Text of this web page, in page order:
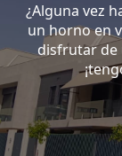
¿Alguna vez
un horno en
disfrutar de